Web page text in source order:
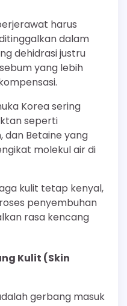
harus
dalam
dehidrasi justru
yang lebih
Korea sering
seperti
dan Betaine yang
molekul air di
kulit tetap kenyal,
penyembuhan
rasa kencang
Kulit (Skin
gerbang masuk